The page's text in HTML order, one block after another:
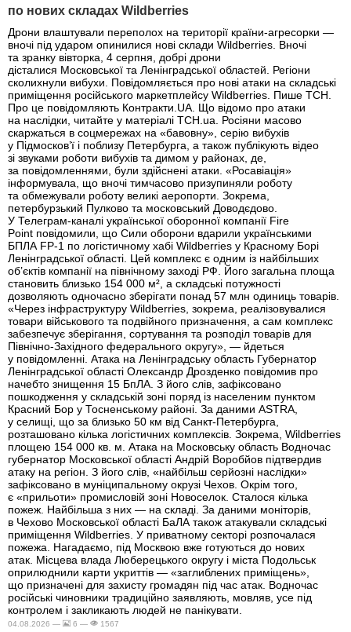
по нових складах Wildberries
Дрони влаштували переполох на території країни-агресорки —
вночі під ударом опинилися нові склади Wildberries. Вночі
та зранку вівторка, 4 серпня, добрі дрони
дісталися Московської та Ленінградської областей. Регіони
сколихнули вибухи. Повідомляється про нові атаки на складські
приміщення російського маркетплейсу Wildberries. Пише ТСН.
Про це повідомляють Контракти.UA. Що відомо про атаки
на наслідки, читайте у матеріалі ТСН.ua. Росіяни масово
скаржаться в соцмережах на «бавовну», серію вибухів
у Підмосков’ї і поблизу Петербурга, а також публікують відео
зі звуками роботи вибухів та димом у районах, де,
за повідомленнями, були здійснені атаки. «Росавіація»
інформувала, що вночі тимчасово призупиняли роботу
та обмежували роботу великі аеропорти. Зокрема,
петербурзький Пулково та московський Доводєдово.
У Телеграм-каналі української оборонної компанії Fire
Point повідомили, що Сили оборони вдарили українськими
БПЛА FP-1 по логістичному хабі Wildberries у Красному Борі
Ленінградської області. Цей комплекс є одним із найбільших
об’єктів компанії на північному заході РФ. Його загальна площа
становить близько 154 000 м², а складські потужності
дозволяють одночасно зберігати понад 57 млн одиниць товарів.
«Через інфраструктуру Wildberries, зокрема, реалізовувалися
товари військового та подвійного призначення, а сам комплекс
забезпечує зберігання, сортування та розподіл товарів для
Північно-Західного федерального округу», — йдеться
у повідомленні. Атака на Ленінградську область Губернатор
Ленінградської області Олександр Дрозденко повідомив про
начебто знищення 15 БпЛА. З його слів, зафіксовано
пошкодження у складській зоні поряд із населеним пунктом
Красний Бор у Тосненському районі. За даними ASTRA,
у селищі, що за близько 50 км від Санкт-Петербурга,
розташовано кілька логістичних комплексів. Зокрема, Wildberries
площею 154 000 кв. м. Атака на Московську область Водночас
губернатор Московської області Андрій Воробйов підтвердив
атаку на регіон. З його слів, «найбільш серйозні наслідки»
зафіксовано в муніципальному окрузі Чехов. Окрім того,
є «прильоти» промисловій зоні Новоселок. Сталося кілька
пожеж. Найбільша з них — на складі. За даними моніторів,
в Чехово Московської області БаЛА також атакували складські
приміщення Wildberries. У приватному секторі розпочалася
пожежа. Нагадаємо, під Москвою вже готуються до нових
атак. Місцева влада Люберецького округу і міста Подольськ
оприлюднили карти укриттів — «заглиблених приміщень»,
що призначені для захисту громадян під час атак. Водночас
російські чиновники традиційно заявляють, мовляв, усе під
контролем і закликають людей не панікувати.
04.08.2026 — 6 — 1567